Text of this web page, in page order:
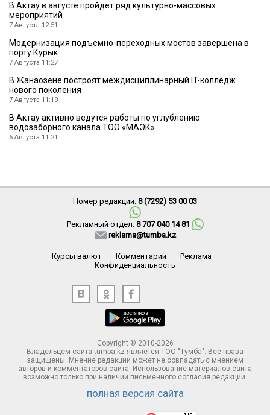
В Актау в августе пройдет ряд культурно-массовых
мероприятий
7 Августа 12:51
Модернизация подъемно-переходных мостов завершена в
порту Курык
7 Августа 11:27
В Жанаозене построят междисциплинарный IT-колледж
нового поколения
7 Августа 11:19
В Актау активно ведутся работы по углублению
водозаборного канала ТОО «МАЭК»
6 Августа 11:21
Номер редакции: 8 (7292) 53 00 03
Рекламный отдел: 8 707 040 14 81
reklama@tumba.kz
Курсы валют · Комментарии · Реклама
·
Конфиденциальность
Copyright © 2010-2026
Владельцем сайта tumba.kz является ТОО "Тумба". Все права
защищены. Мнение редакции может не совпадать с мнением
авторов и комментаторов сайта. Использование материалов сайта
возможно только при наличии письменного согласия редакции.
полная версия сайта